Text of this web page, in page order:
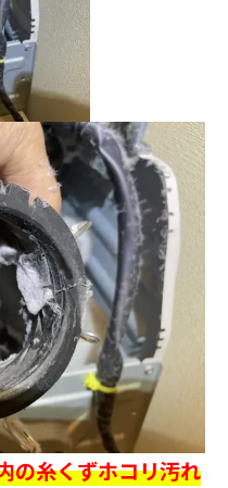
の糸くずホコリ汚れ